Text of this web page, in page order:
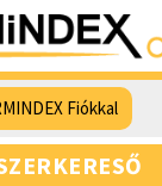
Fiókkal